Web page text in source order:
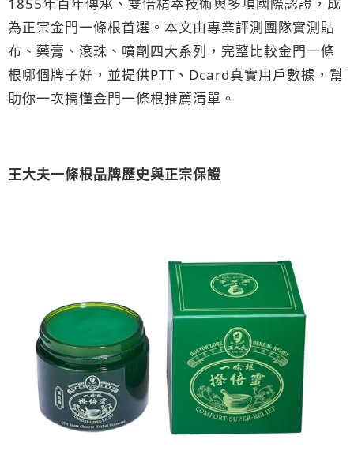
為正宗金門一條根首選。本文由專業評測團隊實測貼
布、藥膏、滾珠、噴劑四大系列，完整比較金門一條
根哪個牌子好，並提供PTT、Dcard真實用戶數據，幫
助你一次搞懂金門一條根推薦清單。
王大夫一條根品牌歷史與正宗保證